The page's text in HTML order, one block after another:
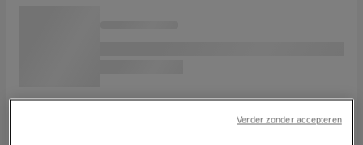
Verder zonder accepteren